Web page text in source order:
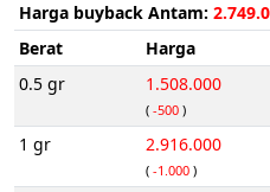
Harga buyback Antam:
Berat Harga
0.5 gr
1.508.000
( -500 )
1 gr 2.916.000
( -1.000 )